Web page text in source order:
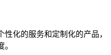
化的服务和定制化的产品，